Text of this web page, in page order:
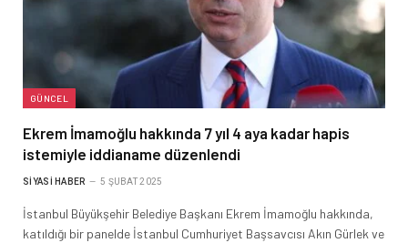
GÜNCEL
Ekrem İmamoğlu hakkında 7 yıl 4 aya kadar hapis
istemiyle iddianame düzenlendi
SIYASI HABER 5 ŞUBAT 2025
İstanbul Büyükşehir Belediye Başkanı Ekrem İmamoğlu hakkında,
katıldığı bir panelde İstanbul Cumhuriyet Başsavcısı Akın Gürlek ve